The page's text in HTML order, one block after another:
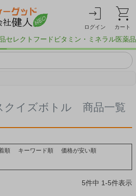
ログイン カート
セレクトフード ビタミン・ミネラル医薬品
クイズボトル 商品一覧
順 キーワード順
価格が安い順
5件中 1-5件表示